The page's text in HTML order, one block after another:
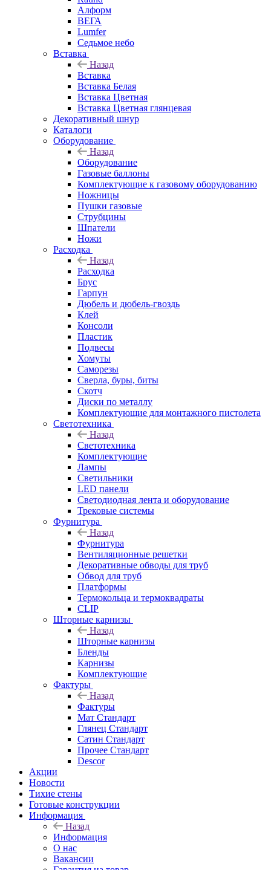
Алформ
ВЕГА
Lumfer
Седьмое небо
Вставка
Назад
Вставка
Вставка Белая
Вставка Цветная
Вставка Цветная глянцевая
Декоративный шнур
Каталоги
Оборудование
Назад
Оборудование
Газовые баллоны
Комплектующие к газовому оборудованию
Ножницы
Пушки газовые
Струбцины
Шпатели
Ножи
Расходка
Назад
Расходка
Брус
Гарпун
Дюбель и дюбель-гвоздь
Клей
Консоли
Пластик
Подвесы
Хомуты
Саморезы
Сверла, буры, биты
Скотч
Диски по металлу
Комплектующие для монтажного пистолета
Светотехника
Назад
Светотехника
Комплектующие
Лампы
Светильники
LED панели
Светодиодная лента и оборудование
Трековые системы
Фурнитура
Назад
Фурнитура
Вентиляционные решетки
Декоративные обводы для труб
Обвод для труб
Платформы
Термокольца и термоквадраты
CLIP
Шторные карнизы
Назад
Шторные карнизы
Бленды
Карнизы
Комплектующие
Фактуры
Назад
Фактуры
Мат Стандарт
Глянец Стандарт
Сатин Стандарт
Прочее Стандарт
Descor
Акции
Новости
Тихие стены
Готовые конструкции
Информация
Назад
Информация
О нас
Вакансии